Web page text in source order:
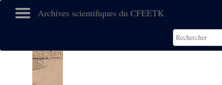
Archives scientifiques du CFEETK